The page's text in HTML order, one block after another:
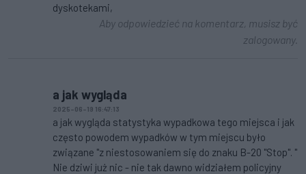
dyskotekami,
Aby odpowiedzieć na komentarz, musisz być
zalogowany.
a jak wygląda
2025-06-19 16:47:13
a jak wygląda statystyka wypadkowa tego miejsca i jak
często powodem wypadków w tym miejscu było
związane "z niestosowaniem się do znaku B-20 "Stop". "
Nie dziwi już nic - nie tak dawno widziałem policyjny